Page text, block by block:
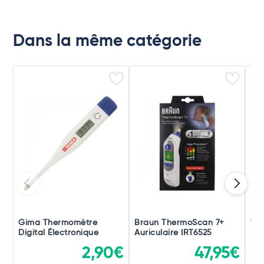
Dans la même catégorie
Gima Thermomètre
Digital Électronique
2,90€
Braun ThermoScan 7+
Auriculaire IRT6525
47,95€